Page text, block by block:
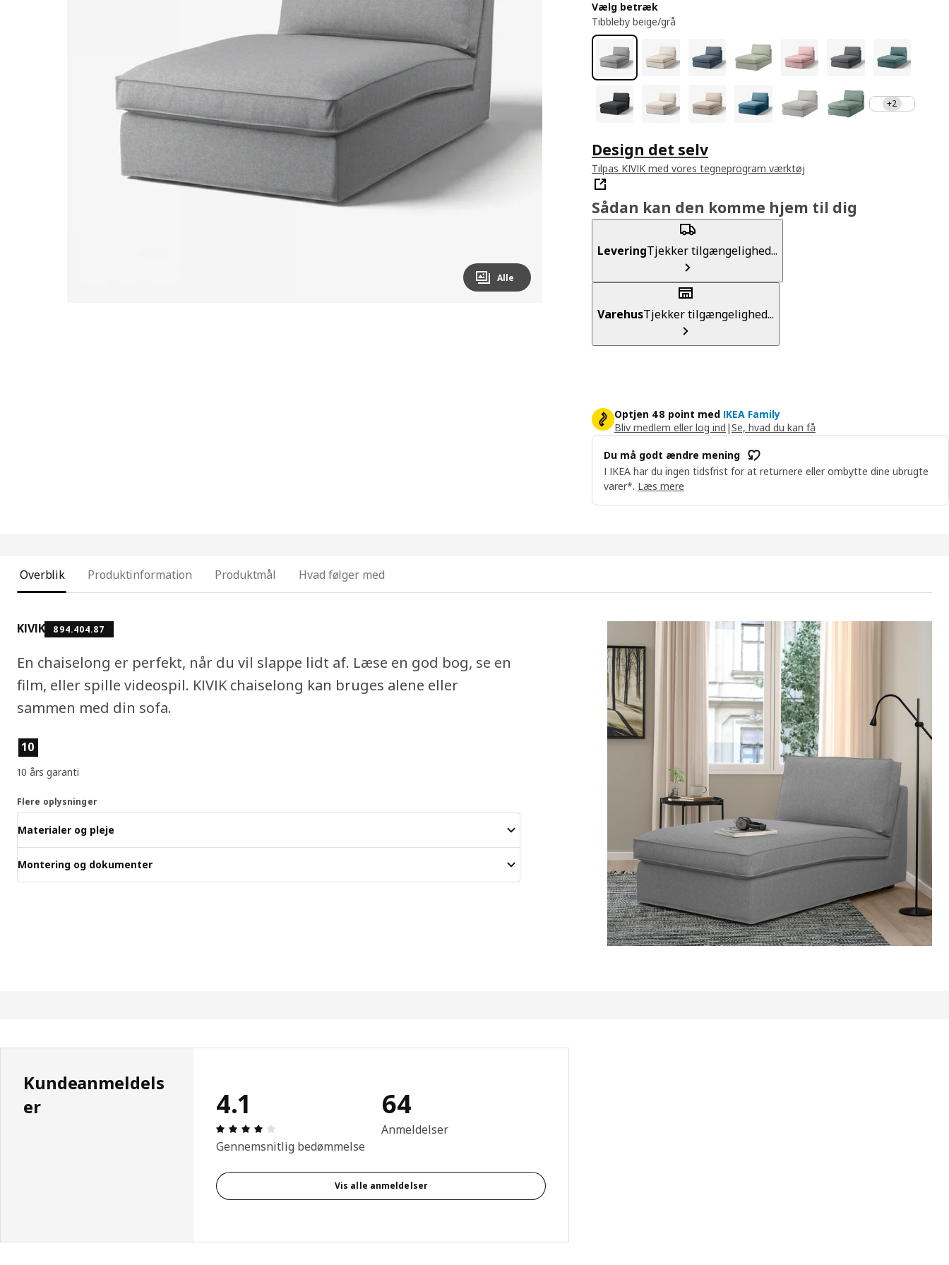
Image zoomed out, normal view
Alle
Vælg betræk
Tibbleby beige/grå
+2
Design det selv
Tilpas KIVIK med vores tegneprogram værktøj
Sådan kan den komme hjem til dig
LeveringTjekker tilgængelighed...
VarehusTjekker tilgængelighed...
Optjen 48 point med IKEA Family
Bliv medlem eller log ind |Se, hvad du kan få
Du må godt ændre mening
I IKEA har du ingen tidsfrist for at returnere eller ombytte dine ubrugte
varer*. Læs mere
Overblik Produktinformation Produktmål Hvad følger med
KIVIK 894.404.87
En chaiselong er perfekt, når du vil slappe lidt af. Læse en god bog, se en
film, eller spille videospil. KIVIK chaiselong kan bruges alene eller
sammen med din sofa.
Produktfunktioner
10
10 års garanti
Flere oplysninger
Materialer og pleje
Montering og dokumenter
Kundeanmeldels
er
4.1
Anmeldelse: 4.1 Ud af 5 Stjerner. Anmeldelser i alt: 64
Gennemsnitlig bedømmelse
64
Anmeldelser
Vis alle anmeldelser